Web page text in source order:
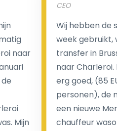
Een van de meest
luchthaventaxi's is een vast
tegenstelling tot traditionele
brengen wij u geen extra
nachtrit.
We hebben geen
wachttijd als uw vlucht
naar
Mijn
CEO
Wij hebben de
week gebruikt,
transfer in
naar Charleroi.
erg goed, (85
personen), de
een nieuwe
chauffeur